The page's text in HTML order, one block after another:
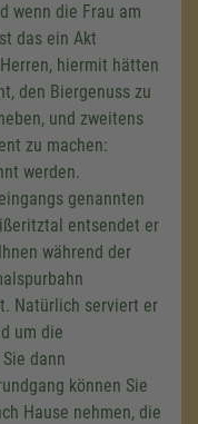
wenn die Frau am
das ein Akt
hiermit hätten
den Biergenuss zu
und zweitens
zu machen:
werden.
genannten
entsendet er
während der
Natürlich serviert er
um die
dann
können Sie
Hause nehmen, die